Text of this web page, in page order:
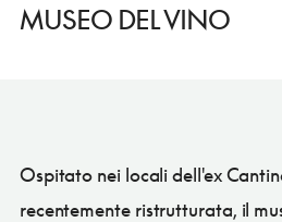
MUSEO DEL VINO
Ospitato nei locali dell'ex
recentemente ristrutturata, il